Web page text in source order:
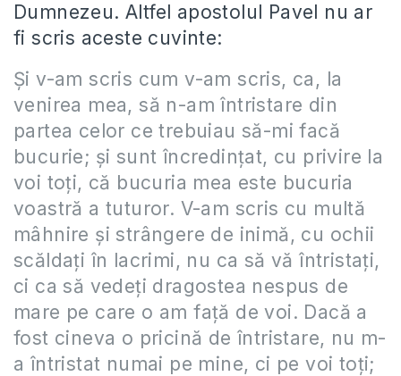
Dumnezeu. Altfel apostolul Pavel nu ar
fi scris aceste cuvinte:
Şi v-am scris cum v-am scris, ca, la
venirea mea, să n-am întristare din
partea celor ce trebuiau să-mi facă
bucurie; şi sunt încredinţat, cu privire la
voi toţi, că bucuria mea este bucuria
voastră a tuturor. V-am scris cu multă
mâhnire şi strângere de inimă, cu ochii
scăldaţi în lacrimi, nu ca să vă întristaţi,
ci ca să vedeţi dragostea nespus de
mare pe care o am faţă de voi. Dacă a
fost cineva o pricină de întristare, nu m-
a întristat numai pe mine, ci pe voi toţi;